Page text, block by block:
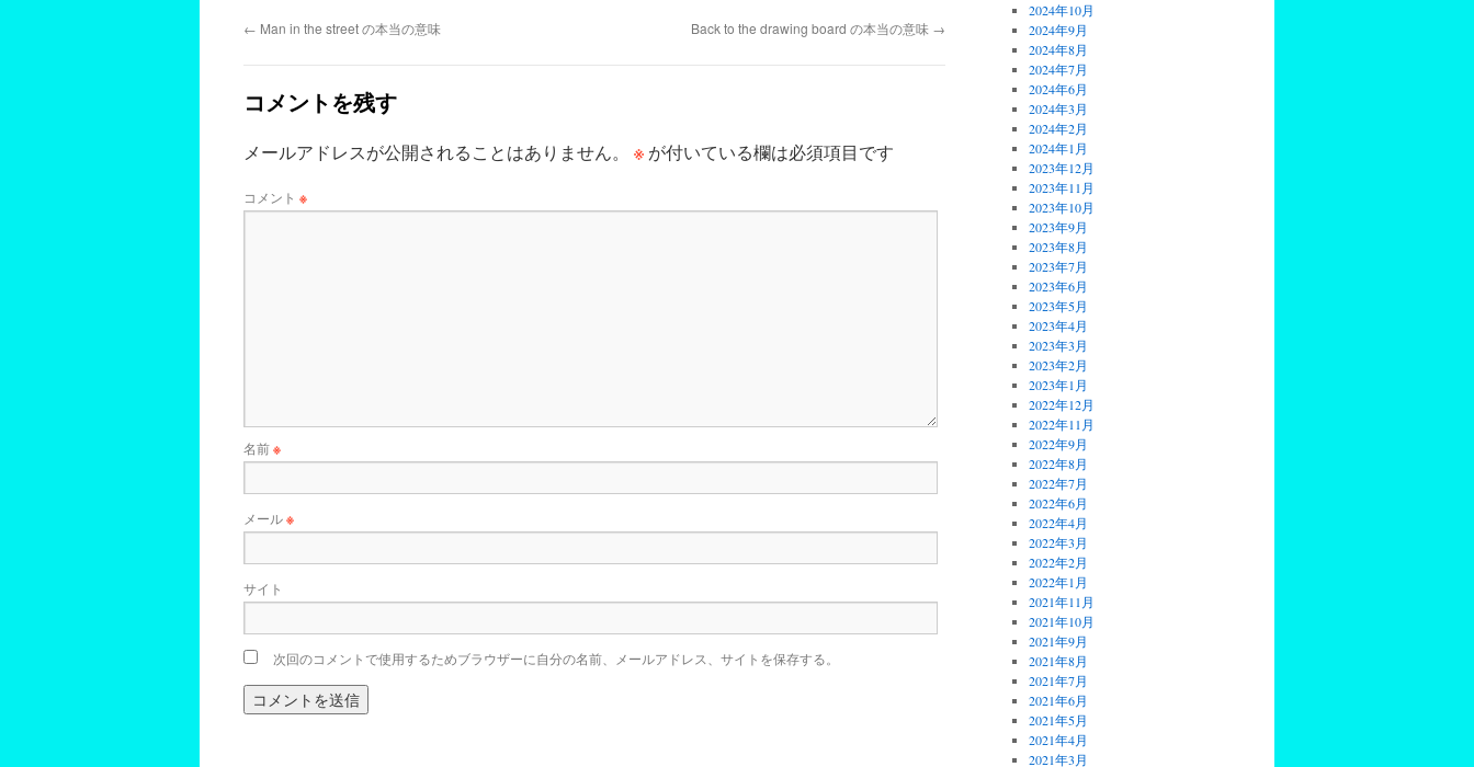
← Man in the street の本当の意味 Back to the drawing board の本当の意味 →
コメントを残す
メールアドレスが公開されることはありません。 ※ が付いている欄は必須項目です
コメント ※
名前※
メール※
サイト
次回のコメントで使用するためブラウザーに自分の名前、メールアドレス、サイトを保存する。
2024年10月
2024年9月
2024年8月
2024年7月
2024年6月
2024年3月
2024年2月
2024年1月
2023年12月
2023年11月
2023年10月
2023年9月
2023年8月
2023年7月
2023年6月
2023年5月
2023年4月
2023年3月
2023年2月
2023年1月
2022年12月
2022年11月
2022年9月
2022年8月
2022年7月
2022年6月
2022年4月
2022年3月
2022年2月
2022年1月
2021年11月
2021年10月
2021年9月
2021年8月
2021年7月
2021年6月
2021年5月
2021年4月
2021年3月